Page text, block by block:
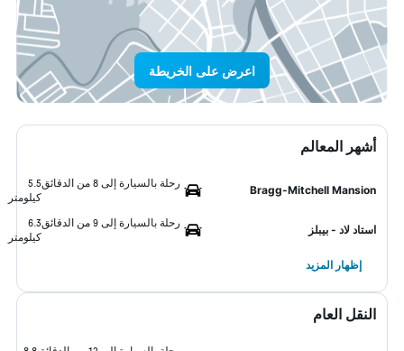
اعرض على الخريطة
أشهر المعالم
Bragg-Mitchell Mansion
رحلة بالسيارة إلى 8 من الدقائق
5.5
كيلومتر
استاد لاد - بيبلز
رحلة بالسيارة إلى 9 من الدقائق
6.3
كيلومتر
إظهار المزيد
النقل العام